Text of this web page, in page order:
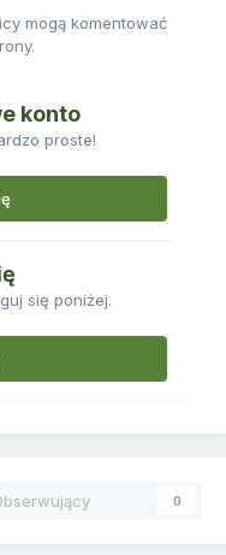
mogą komentować
konto
proste!
się poniżej.
0